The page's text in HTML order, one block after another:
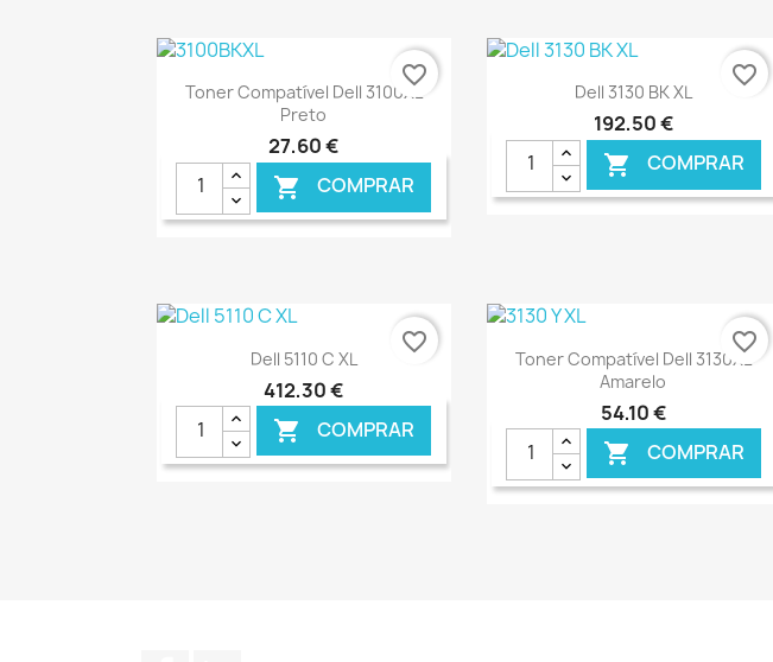
€ ONLINE € ONLINE
Ver+
Toner Compatível Dell 3100XL
Preto
27,60 €
 COMPRAR
favorite_border Ver+
Dell 3130 BK XL
192,50 €
 COMPRAR
favorite_border
Ver+
Dell 5110 C XL
412,30 €
 COMPRAR
favorite_border Ver+
Toner Compatível Dell 3130XL
Amarelo
54,10 €
 COMPRAR
favorite_border